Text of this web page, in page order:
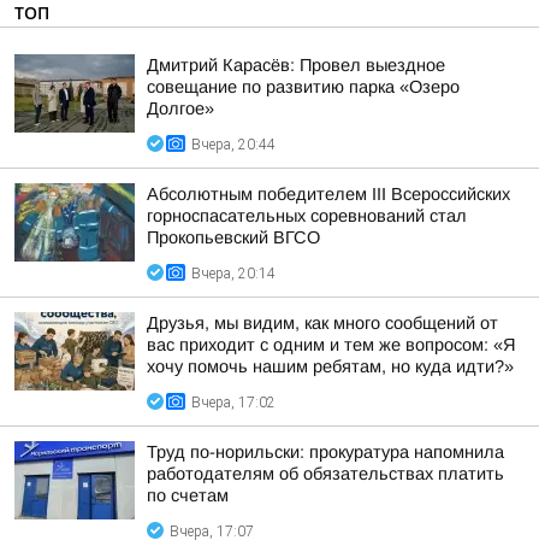
ТОП
Дмитрий Карасёв: Провел выездное
совещание по развитию парка «Озеро
Долгое»
Вчера, 20:44
Абсолютным победителем III Всероссийских
горноспасательных соревнований стал
Прокопьевский ВГСО
Вчера, 20:14
Друзья, мы видим, как много сообщений от
вас приходит с одним и тем же вопросом: «Я
хочу помочь нашим ребятам, но куда идти?»
Вчера, 17:02
Труд по-норильски: прокуратура напомнила
работодателям об обязательствах платить
по счетам
Вчера, 17:07